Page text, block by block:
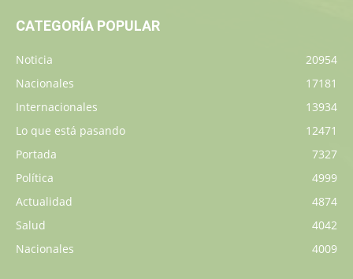
CATEGORÍA POPULAR
Noticia
20954
Nacionales
17181
Internacionales
13934
Lo que está pasando
12471
Portada
7327
Política
4999
Actualidad
4874
Salud
4042
Nacionales
4009